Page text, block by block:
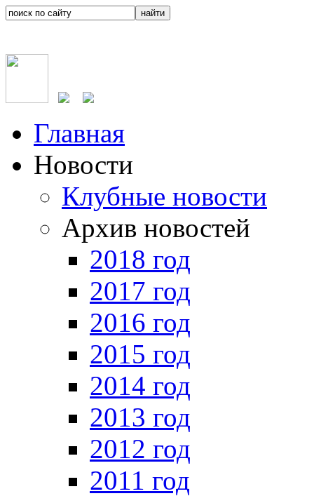
Главная
Новости
Клубные новости
Архив новостей
2018 год
2017 год
2016 год
2015 год
2014 год
2013 год
2012 год
2011 год